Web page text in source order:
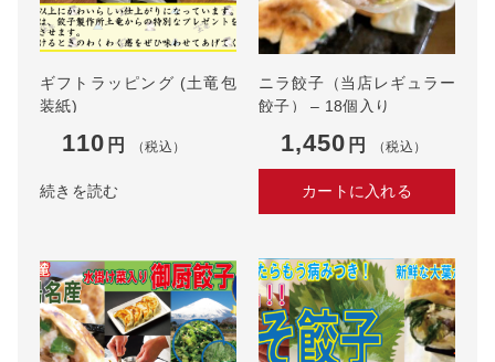
ギフトラッピング (土竜包
装紙)
110 円 （税込）
続きを読む
ニラ餃子（当店レギュラー
餃子） – 18個入り
1,450 円 （税込）
カートに入れる